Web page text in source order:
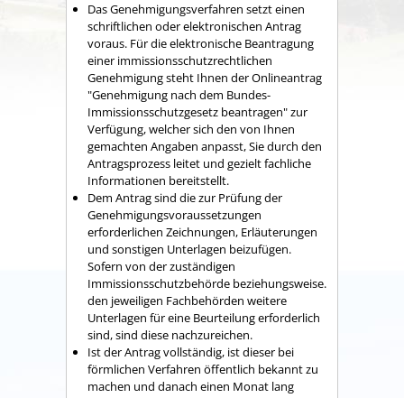
Das Genehmigungsverfahren setzt einen
schriftlichen oder elektronischen Antrag
voraus. Für die elektronische Beantragung
einer immissionsschutzrechtlichen
Genehmigung steht Ihnen derOnlineantrag
"Genehmigung nach dem Bundes-
Immissionsschutzgesetz beantragen" zur
Verfügung, welcher sich den von Ihnen
gemachten Angaben anpasst, Sie durch den
Antragsprozess leitet und gezielt fachliche
Informationen bereitstellt.
Dem Antrag sind die zur Prüfung der
Genehmigungsvoraussetzungen
erforderlichen Zeichnungen, Erläuterungen
und sonstigen Unterlagen beizufügen.
Sofern von der zuständigen
Immissionsschutzbehörde beziehungsweise.
den jeweiligen Fachbehörden weitere
Unterlagen für eine Beurteilung erforderlich
sind, sind diese nachzureichen.
Ist der Antrag vollständig, ist dieser bei
förmlichen Verfahren öffentlich bekannt zu
machen und danach einen Monat lang